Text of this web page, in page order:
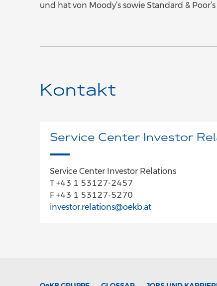
und hat von Moody’s sowie Standard &
Kontakt
Service Center Investor
Service Center Investor Relations
T +43 1 53127-2457
F +43 1 53127-5270
investor.relations@oekb.at